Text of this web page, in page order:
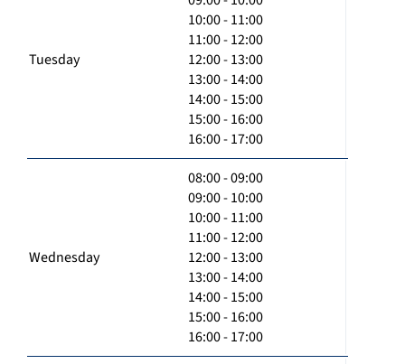
Tuesday
10:00 - 11:00
11:00 - 12:00
12:00 - 13:00
13:00 - 14:00
14:00 - 15:00
15:00 - 16:00
16:00 - 17:00
Wednesday
08:00 - 09:00
09:00 - 10:00
10:00 - 11:00
11:00 - 12:00
12:00 - 13:00
13:00 - 14:00
14:00 - 15:00
15:00 - 16:00
16:00 - 17:00